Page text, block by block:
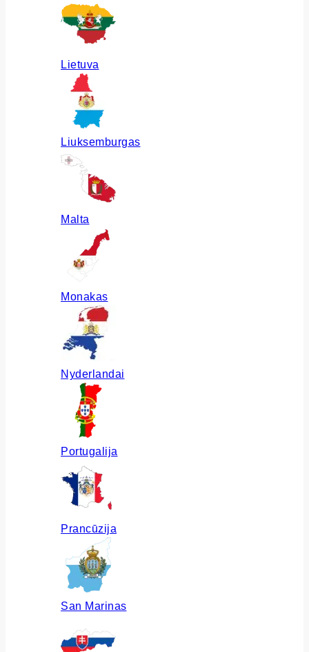
Lietuva
Liuksemburgas
Malta
Monakas
Nyderlandai
Portugalija
Prancūzija
San Marinas